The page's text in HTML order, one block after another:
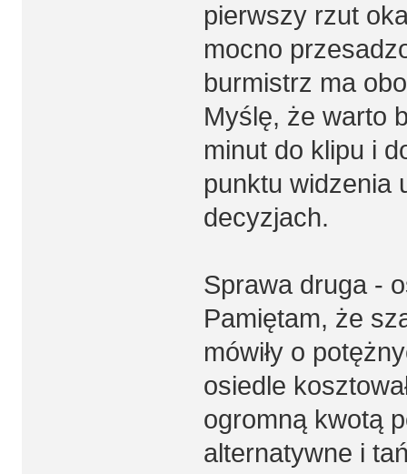
pierwszy rzut
mocno
burmistrz ma
Myślę, że warto
minut do klipu i
punktu widzenia
decyzjach.
Sprawa druga -
Pamiętam, że
mówiły o
osiedle
ogromną kwotą
alternatywne i